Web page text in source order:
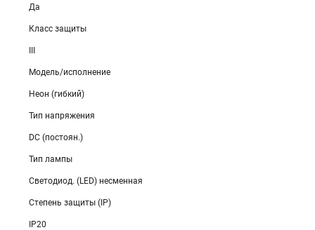
Да
Класс защиты
Модель/исполнение
Неон (гибкий)
Тип напряжения
DC (постоян.)
Тип лампы
Светодиод. (LED) несменная
Степень защиты (IP)
IP20